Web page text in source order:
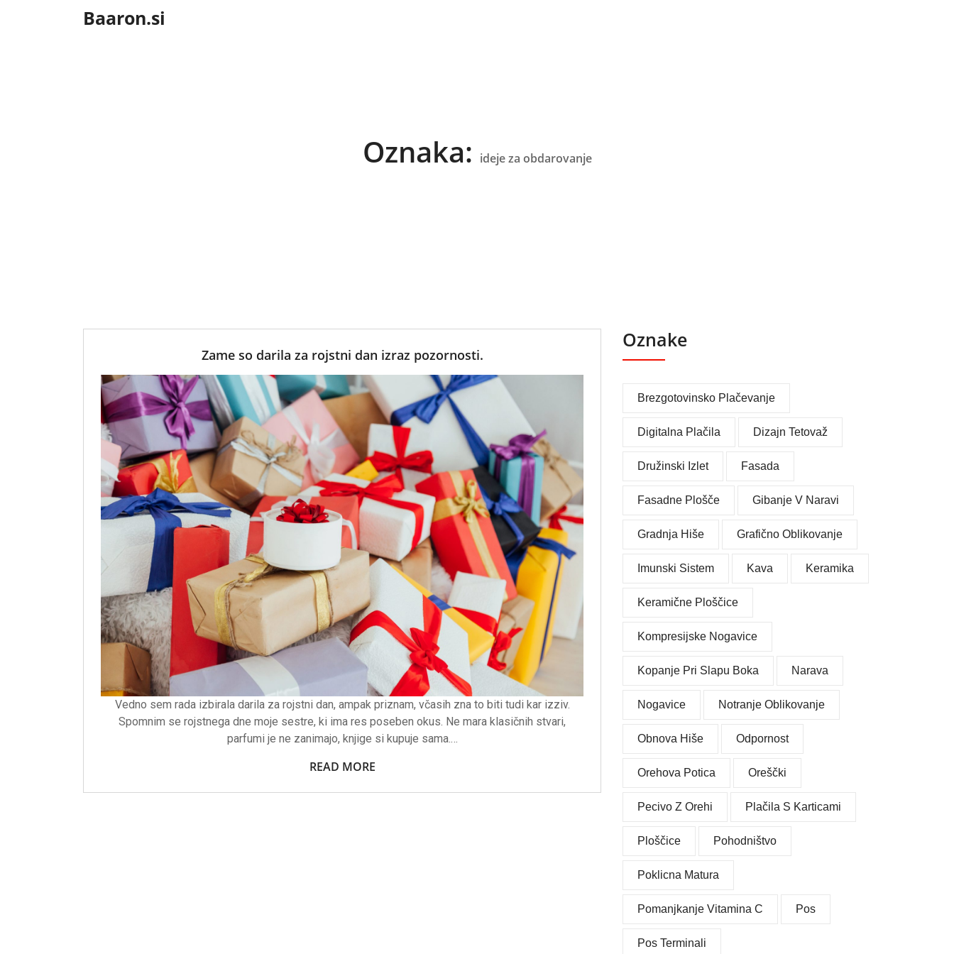
Baaron.si
Oznaka: ideje za obdarovanje
Zame so darila za rojstni dan izraz pozornosti.
Vedno sem rada izbirala darila za rojstni dan, ampak priznam, včasih zna to biti tudi kar izziv.
Spomnim se rojstnega dne moje sestre, ki ima res poseben okus. Ne mara klasičnih stvari,
parfumi je ne zanimajo, knjige si kupuje sama.…
READ MORE
Oznake
Brezgotovinsko Plačevanje
Digitalna Plačila Dizajn Tetovaž
Družinski Izlet Fasada
Fasadne Plošče Gibanje V Naravi
Gradnja Hiše Grafično Oblikovanje
Imunski Sistem Kava Keramika
Keramične Ploščice
Kompresijske Nogavice
Kopanje Pri Slapu Boka Narava
Nogavice Notranje Oblikovanje
Obnova Hiše Odpornost
Orehova Potica Oreščki
Pecivo Z Orehi Plačila S Karticami
Ploščice Pohodništvo
Poklicna Matura
Pomanjkanje Vitamina C Pos
Pos Terminali